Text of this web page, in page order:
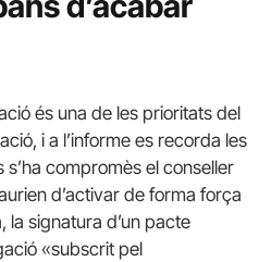
és una de les prioritats del
i a l’informe es recorda les
compromès el conseller
d’activar de forma força
la signatura d’un pacte
«subscrit pel